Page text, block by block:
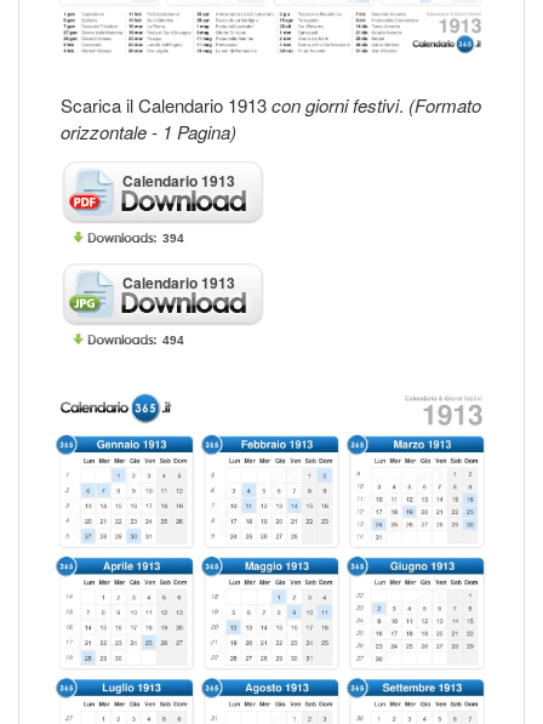
Scarica il Calendario 1913con giorni festivi. (Formato
orizzontale - 1 Pagina)
Calendario 1913
394
Calendario 1913
494